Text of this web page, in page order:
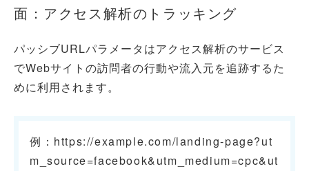
面：アクセス解析のトラッキング
パッシブURLパラメータはアクセス解析のサービス
でWebサイトの訪問者の行動や流入元を追跡するた
めに利用されます。
例： https://example.com/landing-page?ut
m_source=facebook&utm_medium=cpc&ut